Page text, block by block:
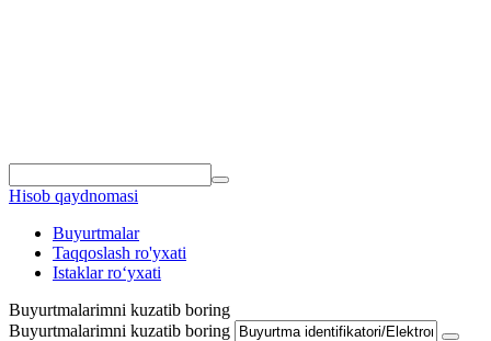
Hisob qaydnomasi
Buyurtmalar
Taqqoslash ro'yxati
Istaklar roʻyxati
Buyurtmalarimni kuzatib boring
Buyurtmalarimni kuzatib boring